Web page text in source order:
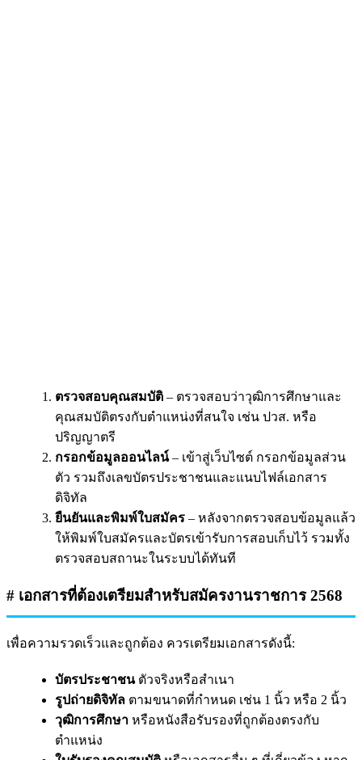
ตรวจสอบคุณสมบัติ – ตรวจสอบว่าวุฒิการศึกษาและ
คุณสมบัติตรงกับตำแหน่งที่สนใจ เช่น ปวส. หรือ
ปริญญาตรี
กรอกข้อมูลออนไลน์– เข้าสู่เว็บไซต์ กรอกข้อมูลส่วน
ตัว รวมถึงเลขบัตรประชาชนและแนบไฟล์เอกสาร
ดิจิทัล
ยืนยันและพิมพ์ใบสมัคร – หลังจากตรวจสอบข้อมูลแล้ว
ให้พิมพ์ใบสมัครและบัตรเข้ารับการสอบเก็บไว้ รวมทั้ง
ตรวจสอบสถานะในระบบได้ทันที
# เอกสารที่ต้องเตรียมสำหรับสมัครงานราชการ 2568
เพื่อความรวดเร็วและถูกต้อง ควรเตรียมเอกสารดังนี้:
บัตรประชาชนตัวจริงหรือสำเนา
รูปถ่ายดิจิทัล ตามขนาดที่กำหนด เช่น 1 นิ้ว หรือ 2 นิ้ว
วุฒิการศึกษา หรือหนังสือรับรองที่ถูกต้องตรงกับ
ตำแหน่ง